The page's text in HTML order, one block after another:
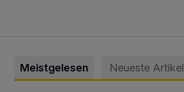
Meistgelesen Neueste Artikel